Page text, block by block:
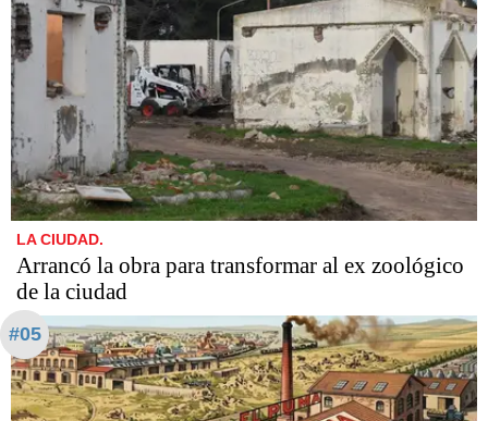
LA CIUDAD.
Arrancó la obra para transformar al ex zoológico
de la ciudad
#05